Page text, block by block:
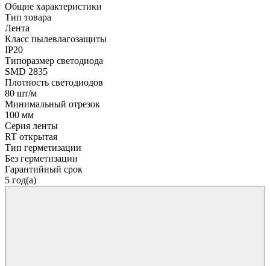
Общие характеристики
Тип товара
Лента
Класс пылевлагозащиты
IP20
Типоразмер светодиода
SMD 2835
Плотность светодиодов
80 шт/м
Минимальный отрезок
100 мм
Серия ленты
RT открытая
Тип герметизации
Без герметизации
Гарантийный срок
5 год(а)